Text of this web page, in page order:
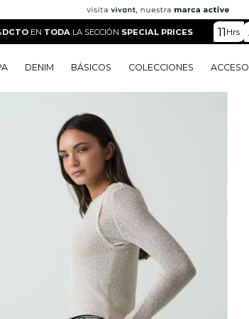
EN TODA LA SECCIÓN SPECIAL PRICES 11 Hrs
DENIM BÁSICOS COLECCIONES
tejido